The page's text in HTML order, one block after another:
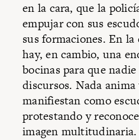
en la cara, que la
empujar con sus
sus formaciones. En la
hay, en cambio, una
bocinas para que
discursos. Nada
manifiestan como
protestando y
imagen multitudinaria.